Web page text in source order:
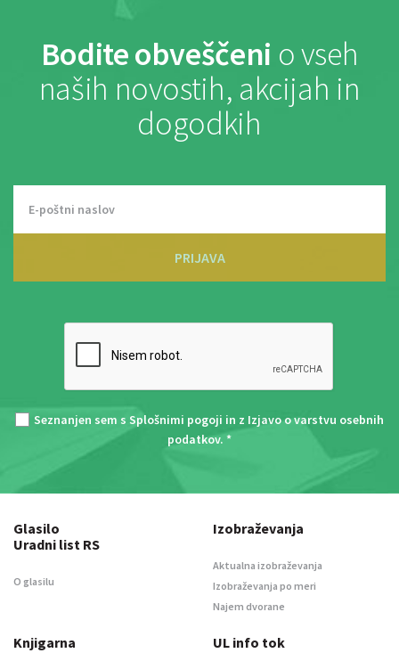
Bodite obveščeni o vseh
naših novostih, akcijah in
dogodkih
PRIJAVA
Seznanjen sem s Splošnimi pogoji in z Izjavo o varstvu osebnih
podatkov. *
Glasilo
Uradni list RS
O glasilu
Izobraževanja
Aktualna izobraževanja
Izobraževanja po meri
Najem dvorane
Knjigarna UL info tok